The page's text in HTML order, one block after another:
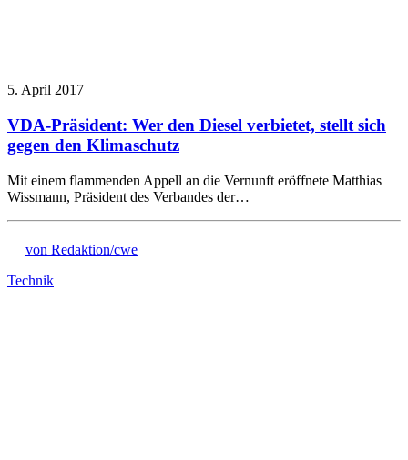
5. April 2017
VDA-Präsident: Wer den Diesel verbietet, stellt sich
gegen den Klimaschutz
Mit einem flammenden Appell an die Vernunft eröffnete Matthias
Wissmann, Präsident des Verbandes der…
von Redaktion/cwe
Technik